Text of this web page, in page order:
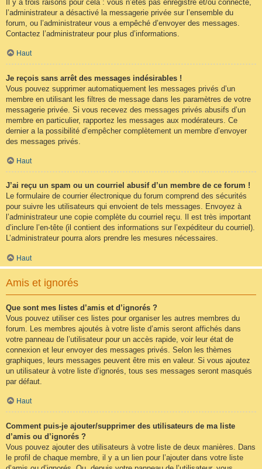
Il y a trois raisons pour cela : vous n’êtes pas enregistré et/ou connecté,
l’administrateur a désactivé la messagerie privée sur l’ensemble du
forum, ou l’administrateur vous a empêché d’envoyer des messages.
Contactez l’administrateur pour plus d’informations.
Haut
Je reçois sans arrêt des messages indésirables !
Vous pouvez supprimer automatiquement les messages privés d’un
membre en utilisant les filtres de message dans les paramètres de votre
messagerie privée. Si vous recevez des messages privés abusifs d’un
membre en particulier, rapportez les messages aux modérateurs. Ce
dernier a la possibilité d’empêcher complètement un membre d’envoyer
des messages privés.
Haut
J’ai reçu un spam ou un courriel abusif d’un membre de ce forum !
Le formulaire de courrier électronique du forum comprend des sécurités
pour suivre les utilisateurs qui envoient de tels messages. Envoyez à
l’administrateur une copie complète du courriel reçu. Il est très important
d’inclure l’en-tête (il contient des informations sur l’expéditeur du courriel).
L’administrateur pourra alors prendre les mesures nécessaires.
Haut
Amis et ignorés
Que sont mes listes d’amis et d’ignorés ?
Vous pouvez utiliser ces listes pour organiser les autres membres du
forum. Les membres ajoutés à votre liste d’amis seront affichés dans
votre panneau de l’utilisateur pour un accès rapide, voir leur état de
connexion et leur envoyer des messages privés. Selon les thèmes
graphiques, leurs messages peuvent être mis en valeur. Si vous ajoutez
un utilisateur à votre liste d’ignorés, tous ses messages seront masqués
par défaut.
Haut
Comment puis-je ajouter/supprimer des utilisateurs de ma liste
d’amis ou d’ignorés ?
Vous pouvez ajouter des utilisateurs à votre liste de deux manières. Dans
le profil de chaque membre, il y a un lien pour l’ajouter dans votre liste